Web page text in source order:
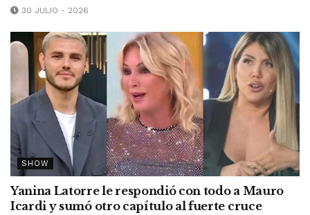
30 JULIO - 2026
SHOW
Yanina Latorre le respondió con todo a Mauro
Icardi y sumó otro capítulo al fuerte cruce